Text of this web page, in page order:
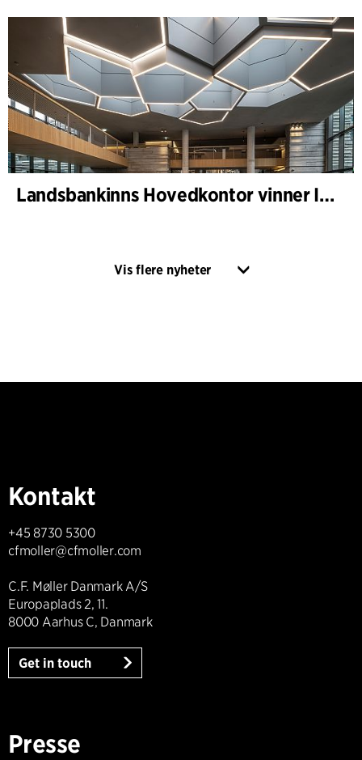
Landsbankinns Hovedkontor vinner Islandske Betongpris
Vis flere nyheter
Kontakt
+45 8730 5300
cfmoller@cfmoller.com
C.F. Møller Danmark A/S
Europaplads 2, 11.
8000 Aarhus C, Danmark
Get in touch
Presse